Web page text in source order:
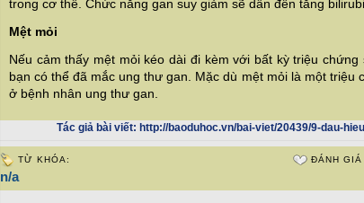
trong cơ thể. Chức năng gan suy giảm sẽ dẫn đến tăng
Mệt mỏi
Nếu cảm thấy mệt mỏi kéo dài đi kèm với bất kỳ triệu chứng
bạn có thể đã mắc ung thư gan. Mặc dù mệt mỏi là một
ở bệnh nhân ung thư gan.
Tác giả bài viết: http://baoduhoc.vn/bai-viet/20439/9-dau-
TỪ KHÓA:
n/a
ĐÁNH